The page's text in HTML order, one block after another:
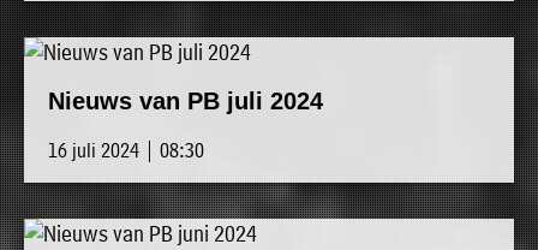
Nieuws van PB juli 2024
16 juli 2024 | 08:30